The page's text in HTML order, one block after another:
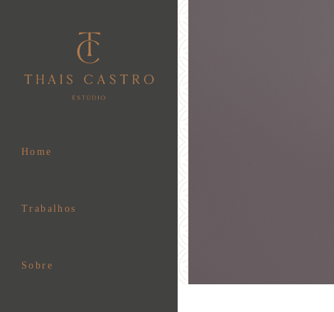
Home
Trabalhos
Sobre